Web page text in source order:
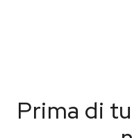
Prima di